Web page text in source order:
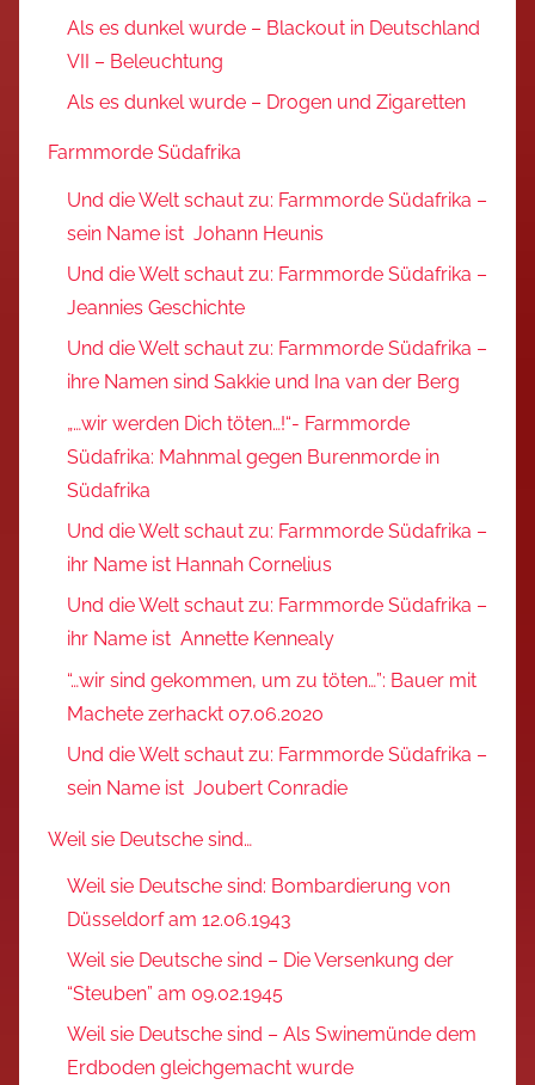
Als es dunkel wurde – Blackout in Deutschland
VII – Beleuchtung
Als es dunkel wurde – Drogen und Zigaretten
Farmmorde Südafrika
Und die Welt schaut zu: Farmmorde Südafrika –
sein Name ist Johann Heunis
Und die Welt schaut zu: Farmmorde Südafrika –
Jeannies Geschichte
Und die Welt schaut zu: Farmmorde Südafrika –
ihre Namen sind Sakkie und Ina van der Berg
„…wir werden Dich töten…!“- Farmmorde
Südafrika: Mahnmal gegen Burenmorde in
Südafrika
Und die Welt schaut zu: Farmmorde Südafrika –
ihr Name ist Hannah Cornelius
Und die Welt schaut zu: Farmmorde Südafrika –
ihr Name ist Annette Kennealy
“…wir sind gekommen, um zu töten…”: Bauer mit
Machete zerhackt 07.06.2020
Und die Welt schaut zu: Farmmorde Südafrika –
sein Name ist Joubert Conradie
Weil sie Deutsche sind…
Weil sie Deutsche sind: Bombardierung von
Düsseldorf am 12.06.1943
Weil sie Deutsche sind – Die Versenkung der
“Steuben” am 09.02.1945
Weil sie Deutsche sind – Als Swinemünde dem
Erdboden gleichgemacht wurde